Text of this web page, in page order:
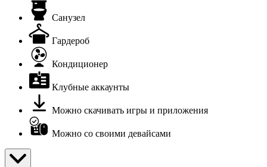
Санузел
Гардероб
Кондиционер
Клубные аккаунты
Можно скачивать игры и приложения
Можно со своими девайсами